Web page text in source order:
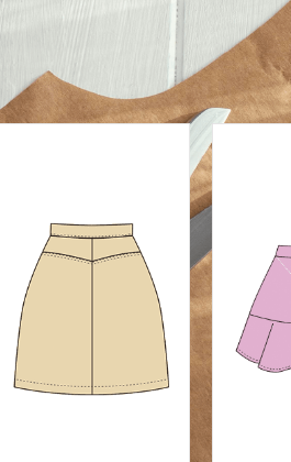
턴 제작 과정을
해봅니다.